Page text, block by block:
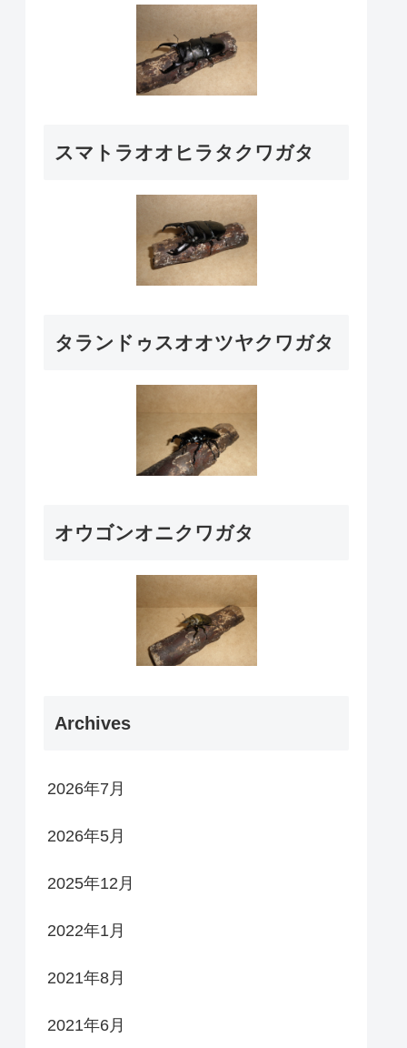
スマトラオオヒラタクワガタ
タランドゥスオオツヤクワガタ
オウゴンオニクワガタ
Archives
2026年7月
2026年5月
2025年12月
2022年1月
2021年8月
2021年6月